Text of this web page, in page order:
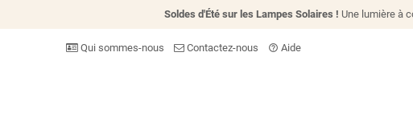
Soldes d'Été sur les Lampes Solaires ! Une lumière à
Qui sommes-nous Contactez-nous help_outline Aide